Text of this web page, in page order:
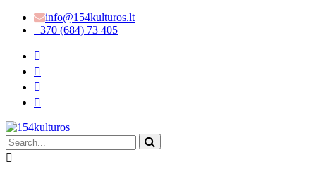
info@154kulturos.lt
+370 (684) 73 405